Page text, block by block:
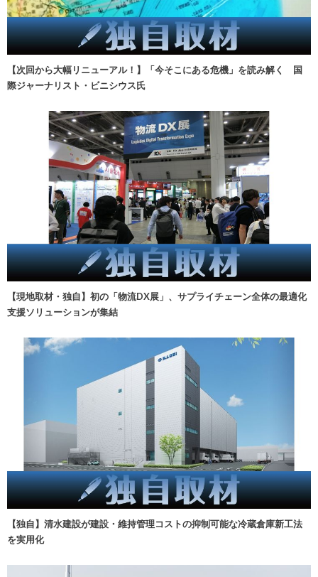
【次回から大幅リニューアル！】「今そこにある危機」を読み解く 国
際ジャーナリスト・ビニシウス氏
【現地取材・独自】初の「物流DX展」、サプライチェーン全体の最適化
支援ソリューションが集結
【独自】清水建設が建設・維持管理コストの抑制可能な冷蔵倉庫新工法
を実用化